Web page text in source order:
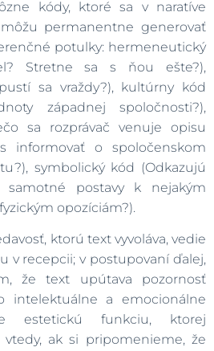
kódy, ktoré sa v naratíve
permanentne generovať
potulky: hermeneutický
Stretne sa s ňou ešte?),
sa vraždy?), kultúrny kód
západnej spoločnosti?),
sa rozprávač venuje opisu
informovať o spoločenskom
symbolický kód (Odkazujú
postavy k nejakým
opozíciám?).
ktorú text vyvoláva, vedie
v recepcii; v postupovaní ďalej,
že text upútava pozornosť
intelektuálne a emocionálne
estetickú funkciu, ktorej
ak si pripomenieme, že